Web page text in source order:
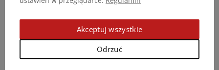
Odrzuć
Akceptuj wszystkie